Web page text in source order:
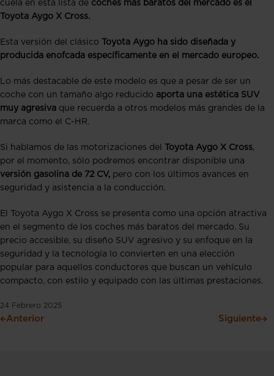
cuela en esta lista de coches más baratos del mercado es el
Toyota Aygo X Cross.
Esta versión del clásico Toyota Aygo ha sido diseñada y
producida enofcada específicamente en el mercado europeo.
Lo más destacable de este modelo es que a pesar de ser un
coche con un tamaño algo reducido aporta una estética SUV
muy agresiva que recuerda a otros modelos más grandes de la
marca como el C-HR.
Si hablamos de las motorizaciones del Toyota Aygo X Cross,
por el momento, sólo podremos encontrar disponible una
versión gasolina de 72 CV, pero con los últimos avances en
seguridad y asistencia a la conducción.
El Toyota Aygo X Cross se presenta como una opción atractiva
en el segmento de los coches más baratos del mercado. Su
precio accesible, su diseño SUV agresivo y su enfoque en la
seguridad y la tecnología lo convierten en una elección
popular para aquellos conductores que buscan un vehículo
compacto, con estilo y equipado con las últimas prestaciones.
24 Febrero 2025
Anterior Siguiente